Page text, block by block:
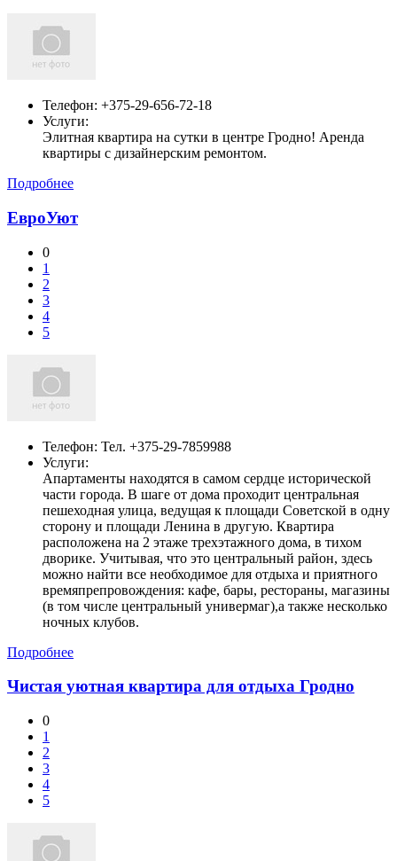
Телефон: +375-29-656-72-18
Услуги:
Элитная квартира на сутки в центре Гродно! Аренда
квартиры с дизайнерским ремонтом.
Подробнее
ЕвроУют
0
1
2
3
4
5
Телефон: Тел. +375-29-7859988
Услуги:
Апартаменты находятся в самом сердце исторической
части города. В шаге от дома проходит центральная
пешеходная улица, ведущая к площади Советской в одну
сторону и площади Ленина в другую. Квартира
расположена на 2 этаже трехэтажного дома, в тихом
дворике. Учитывая, что это центральный район, здесь
можно найти все необходимое для отдыха и приятного
времяпрепровождения: кафе, бары, рестораны, магазины
(в том числе центральный универмаг),а также несколько
ночных клубов.
Подробнее
Чистая уютная квартира для отдыха Гродно
0
1
2
3
4
5